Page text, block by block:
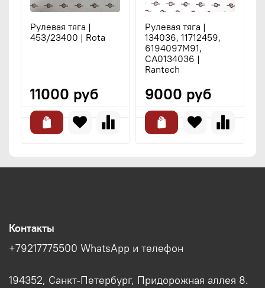
Рулевая тяга |
453/23400 | Rota
11000 руб
Рулевая тяга |
134036, 11712459,
6194097M91,
CA0134036 |
Rantech
9000 руб
Контакты
+79217775500 WhatsApp и телефон
194352, Санкт-Петербург, Придорожная аллея 8.